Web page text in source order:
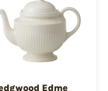
Edme